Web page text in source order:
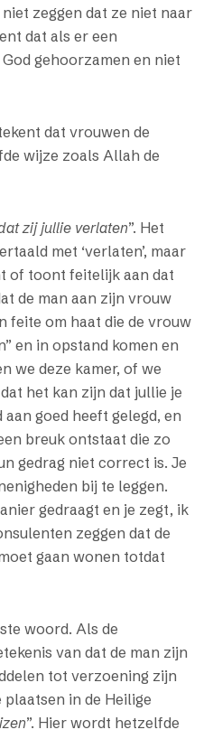
zeggen dat ze niet naar
dat als er een
gehoorzamen en niet
dat vrouwen de
wijze zoals Allah de
zij jullie verlaten”. Het
met ‘verlaten’, maar
of toont feitelijk aan dat
de man aan zijn vrouw
feite om haat die de vrouw
en in opstand komen en
we deze kamer, of we
het kan zijn dat jullie je
goed heeft gelegd, en
breuk ontstaat die zo
gedrag niet correct is. Je
bij te leggen.
gedraagt en je zegt, ik
zeggen dat de
gaan wonen totdat
woord. Als de
van dat de man zijn
tot verzoening zijn
in de Heilige
”. Hier wordt hetzelfde